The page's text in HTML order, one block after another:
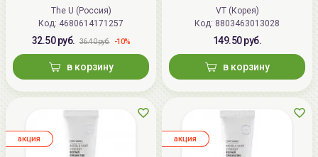
The U (Россия)
Код: 4680614171257
32.50 руб. 36.40 руб. -10%
в корзину
VT (Корея)
Код: 8803463013028
149.50 руб.
в корзину
aкция aкция